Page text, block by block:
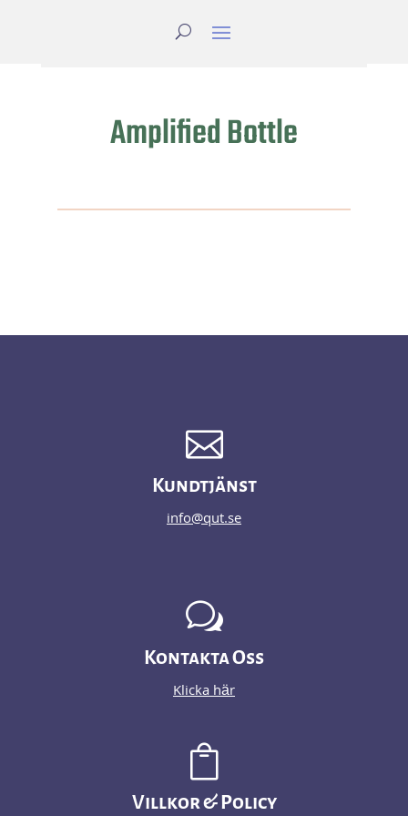
Amplified Bottle

Kundtjänst
info@qut.se
w
Kontakta Oss
Klicka här

Villkor & Policy